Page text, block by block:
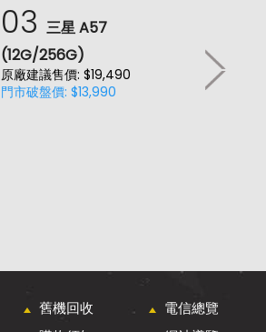
03 三星 A57
(12G/256G)
原廠建議售價: $19,490
門市破盤價: $13,990
舊機回收
電信總覽